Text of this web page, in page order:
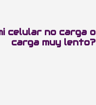
celular no carga o
carga muy lento?